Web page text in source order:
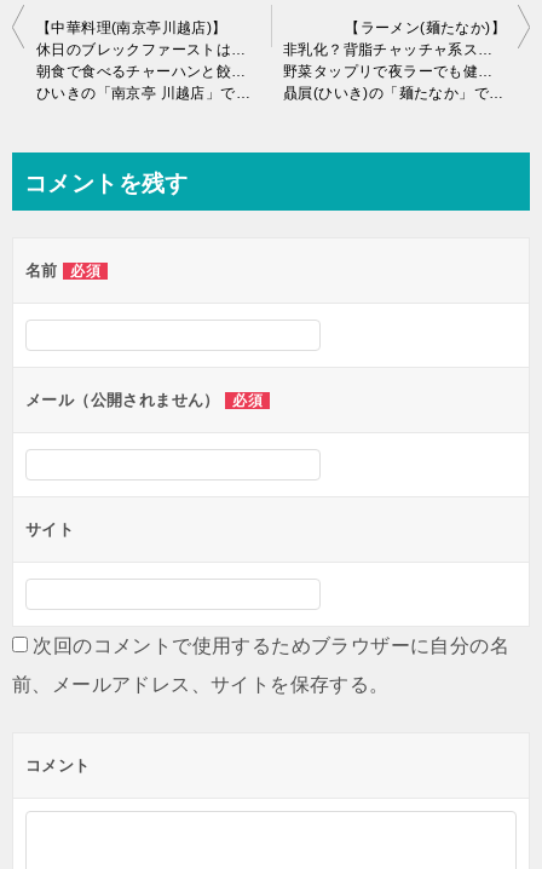
投
ゲ
ー
シ
【中華料理(南京亭川越店)】
休日のブレックファーストは、南京亭で朝チューw
朝食で食べるチャーハンと餃子はサイコーか？
ひいきの「南京亭 川越店」で、早朝から腹パン♪
【ラーメン(麺たなか)】
非乳化？背脂チャッチャ系スープの二郎インスパイア
野菜タップリで夜ラーでも健康的!?
贔屓(ひいき)の「麺たなか」で、夜も二郎だぜ！
コメントを残す
名前 必須
メール（公開されません） 必須
サイト
次回のコメントで使用するためブラウザーに自分の名
前、メールアドレス、サイトを保存する。
コメント